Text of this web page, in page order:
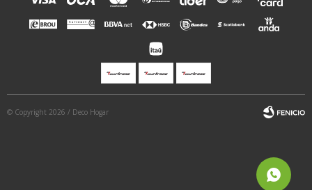
© Copyright 2026 / Deco Hogar